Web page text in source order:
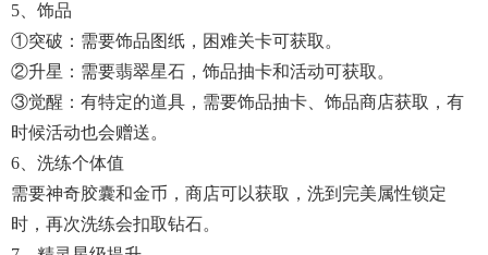
5、饰品
①突破：需要饰品图纸，困难关卡可获取。
②升星：需要翡翠星石，饰品抽卡和活动可获取。
③觉醒：有特定的道具，需要饰品抽卡、饰品商店获取，有
时候活动也会赠送。
6、洗练个体值
需要神奇胶囊和金币，商店可以获取，洗到完美属性锁定
时，再次洗练会扣取钻石。